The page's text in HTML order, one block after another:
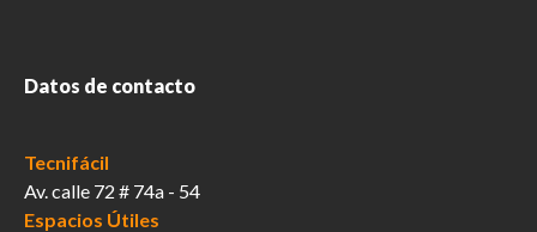
Datos de contacto
Tecnifácil
Av. calle 72 # 74a - 54
Espacios Útiles